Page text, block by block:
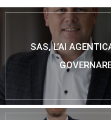
SAS, L’AI